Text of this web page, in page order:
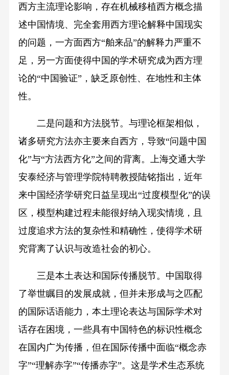
西方主流理论影响，存在机械移植西方概念描
述中国情境、完全套用西方理论解释中国现实
的问题，一方面西方“舶来品”的解释力严重不
足，另一方面使得中国的学术研究成为西方理
论的“中国验证”，缺乏原创性、在地性和主体
性。
二是问题和方法脱节。与理论框架相似，
诸多研究方法亦主要来自西方，导致“问题中国
化”与“方法西方化”之间的背离。上海交通大学
安泰经济与管理学院特聘教授陆铭指出，近年
来中国经济学研究日益呈现出“过度模型化”的误
区，模型构建过程未能很好纳入现实情境，且
过度追求方法的复杂性和精确性，使得学术研
究背离了认识与改造社会的初心。
三是本土表达和国际传播脱节。中国取得
了举世瞩目的发展成就，但并未形成与之匹配
的国际话语能力，本土理论表达与国际学术对
话存在困境，一些具有中国特色的标识性概念
在国内广为传播，但在国际传播中面临“概念赤
字”“理解赤字”“传播赤字”。这是学术生态系统